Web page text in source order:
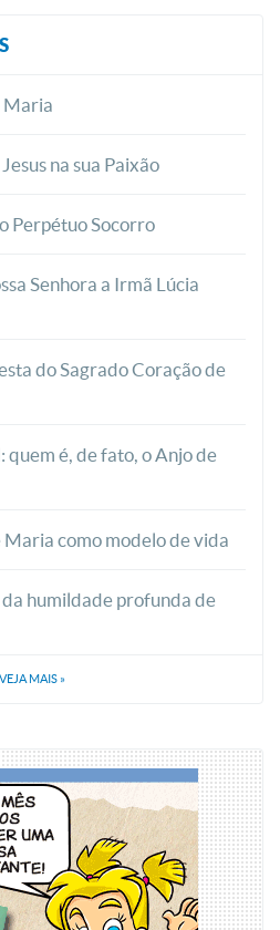
Maria
na sua Paixão
Perpétuo Socorro
Senhora a Irmã Lúcia
do Sagrado Coração de
é, de fato, o Anjo de
como modelo de vida
humildade profunda de
VEJA MAIS »